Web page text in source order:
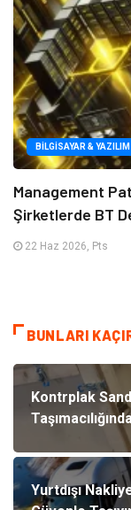
BILGISAYAR & YAZILIM
Management
Şirketlerde BT
22 Haz 2026, Pts
BUNLARI
Kontrplak
Yurtdışı